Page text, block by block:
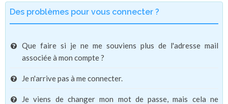
Des problèmes pour vous connecter ?
Que faire si je ne me souviens plus de l'adresse mail
associée à mon compte ?
Je n'arrive pas à me connecter.
Je viens de changer mon mot de passe, mais cela ne